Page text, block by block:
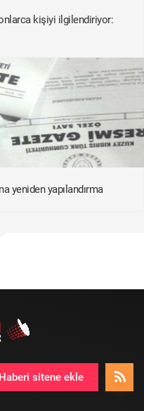
kişiyi ilgilendiriyor:
yeniden yapılandırma
Haberi sitene ekle